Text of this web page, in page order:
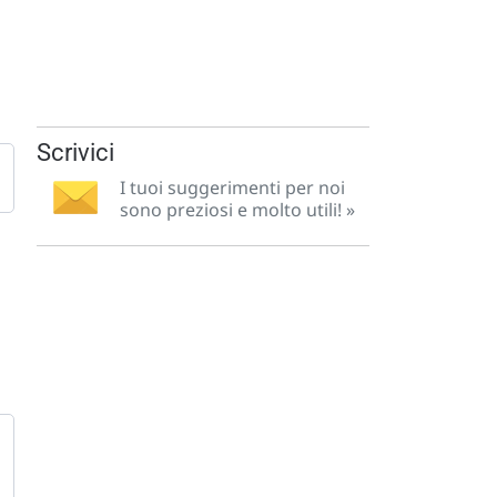
Scrivici
I tuoi suggerimenti per noi
sono preziosi e molto utili! »